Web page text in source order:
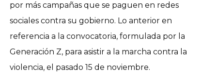
por más campañas que se paguen en redes
sociales contra su gobierno. Lo anterior en
referencia a la convocatoria, formulada por la
Generación Z, para asistir a la marcha contra la
violencia, el pasado 15 de noviembre.